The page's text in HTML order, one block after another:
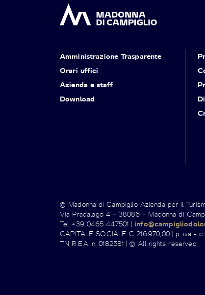
Amministrazione Trasparente
Orari uffici
Azienda e staff
Download
© Madonna di Campiglio Azienda per il
Via Pradalago 4 – 38086 – Madonna di
Tel +39 0465 447501 |
CAPITALE SOCIALE € 216.970,00 | p. iva -
TN R.E.A. n. 0182581 | © All rights reserved